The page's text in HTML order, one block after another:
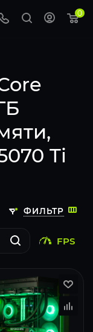
0
Ti
ФИЛЬТР
FPS